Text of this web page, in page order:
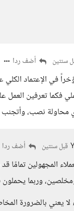
سنتين أضف ردا
في الإعتماد
فكما تعرفين العمل
نصب، وأتجنب
قبل سنتين أضف ردا
المجهولين تمامًا
وربما
لا يعني بالضرورة